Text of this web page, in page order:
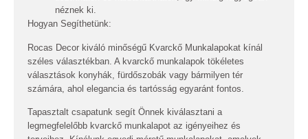
néznek ki.
Hogyan Segíthetünk:
Rocas Decor kiváló minőségű Kvarckő Munkalapokat kínál
széles választékban. A kvarckő munkalapok tökéletes
választások konyhák, fürdőszobák vagy bármilyen tér
számára, ahol elegancia és tartósság egyaránt fontos.
Tapasztalt csapatunk segít Önnek kiválasztani a
legmegfelelőbb kvarckő munkalapot az igényeihez és